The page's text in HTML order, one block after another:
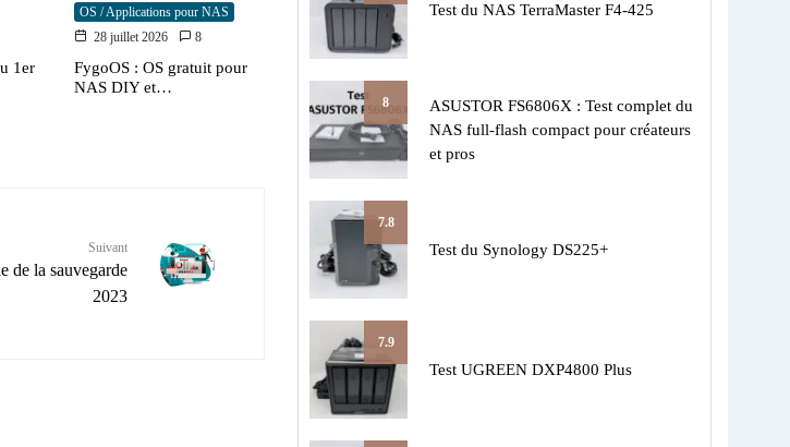
1er
OS / Applications pour NAS
28 juillet 2026
8
FygoOS : OS gratuit pour
NAS DIY et…
Suivant
de la sauvegarde
2023
Test du NAS TerraMaster F4-425
8
ASUSTOR FS6806X : Test complet du
NAS full-flash compact pour créateurs
et pros
7.8
Test du Synology DS225+
7.9
Test UGREEN DXP4800 Plus